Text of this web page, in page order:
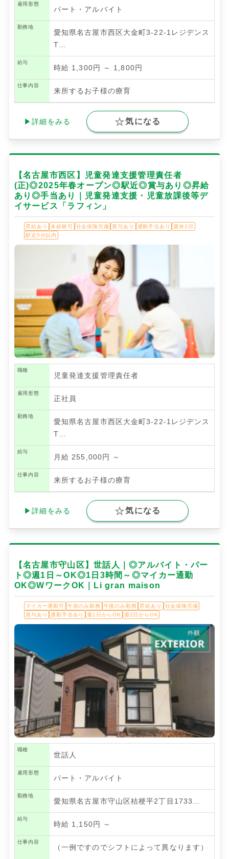
雇用形態
パート・アルバイト
勤務地
愛知県名古屋市西区大金町3-22-1レジデンス
T…
給与
時給 1,300円 ～ 1,800円
仕事内容
来所するお子様の療育
▶詳細をみる 気になる
【名古屋市西区】児童発達支援管理責任者
(正)◎2025年春オープン◎駅近◎賞与あり◎昇給
あり◎手当あり｜児童発達支援・児童放課後等デ
イサービス「ラフィン」
昇給あり 未経験可 社会保険完備 賞与あり 通勤手当あり
週休2日
駅近5分以内
職種
児童発達支援管理責任者
雇用形態
正社員
勤務地
愛知県名古屋市西区大金町3-22-1レジデンス
T…
給与
月給 255,000円 ～
仕事内容
来所するお子様の療育
▶詳細をみる 気になる
【名古屋市守山区】世話人｜◎アルバイト・パー
ト◎週1日～OK◎1日3時間～◎マイカー通勤
OK◎WワークOK｜Li gran maison
マイカー通勤可 午前のみ勤務 午後のみ勤務 昇給あり
社会保険完備
賞与あり
通勤手当あり 週1日からOK 週2日からOK
職種
世話人
雇用形態
パート・アルバイト
勤務地
愛知県名古屋市守山区桔梗平2丁目1733…
給与
時給 1,150円 ～
仕事内容
（⼀例ですのでシフトによって異なります）